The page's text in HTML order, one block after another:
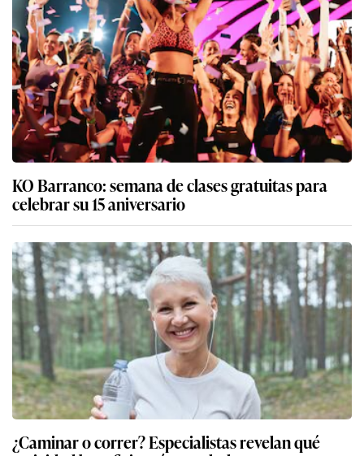
KO Barranco: semana de clases gratuitas para
celebrar su 15 aniversario
¿Caminar o correr? Especialistas revelan qué